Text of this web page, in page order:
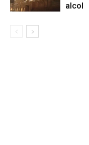
alcol